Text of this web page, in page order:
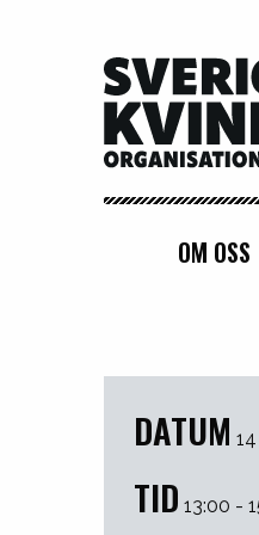
Sveriges
OM OSS
DATUM
TID 13:00 -